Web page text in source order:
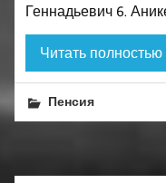
Геннадьевич 6.
Читать полностью
Пенсия